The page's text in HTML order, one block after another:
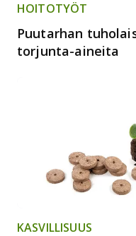
HOITOTYÖT
Puutarhan
torjunta-aineita
KASVILLISUUS